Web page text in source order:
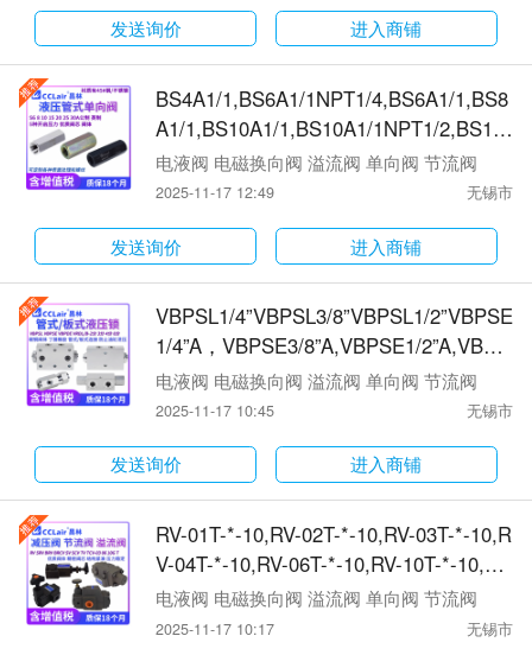
80FT,PDF-90F,PDF-90FT,PDF-100F,PD
F-100FT,PDF-125F,PDF-125FT,PDF-150
F充液阀
发送询价 进入商铺
BS4A1/1,BS6A1/1NPT1/4,BS6A1/1,BS8
A1/1,BS10A1/1,BS10A1/1NPT1/2,BS15
A1/1,BS20A1/1,XS4A1/1,XS6A1/1,XS8A
1/1,XS10A1/1,BS4A1/1M10,BS6A1/1M1
1,WS8A1/1,NS10A1/1,WS10A1/1单向阀
电液阀 电磁换向阀 溢流阀 单向阀 节流阀
2025-11-17 12:49 无锡市
发送询价 进入商铺
VBPSL1/4”VBPSL3/8”VBPSL1/2”VBPSE
1/4”A，VBPSE3/8”A,VBPSE1/2”A,VBPS
E1/4”FL,VBPSE3/8”FL,VBPSE1/2”FL,V
BPSE1/4”L4VIE,VBPSE3/8”L4VIE,VBPS
2”4VIE,VBPSE3/4”4VIE单向阀
电液阀 电磁换向阀 溢流阀 单向阀 节流阀
2025-11-17 10:45 无锡市
发送询价 进入商铺
RV-01T-*-10,RV-02T-*-10,RV-03T-*-10,R
V-04T-*-10,RV-06T-*-10,RV-10T-*-10,RV
-01G-*-10,RV-02G-*-10,RV-03G-*-10,RV
-06G-*-10,RV-10G-*-10,SRV-03G-*-10 S
电液阀 电磁换向阀 溢流阀 单向阀 节流阀
2025-11-17 10:17 无锡市